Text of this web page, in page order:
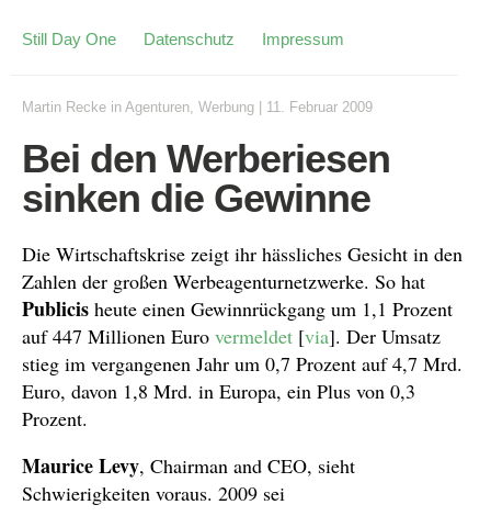
Still Day One Datenschutz Impressum
Martin Recke in Agenturen, Werbung 11. Februar 2009
Bei den Werberiesen
sinken die Gewinne
Die Wirtschaftskrise zeigt ihr hässliches Gesicht in den
Zahlen der großen Werbeagenturnetzwerke. So hat
Publicis heute einen Gewinnrückgang um 1,1 Prozent
auf 447 Millionen Euro vermeldet [via]. Der Umsatz
stieg im vergangenen Jahr um 0,7 Prozent auf 4,7 Mrd.
Euro, davon 1,8 Mrd. in Europa, ein Plus von 0,3
Prozent.
Maurice Levy, Chairman and CEO, sieht
Schwierigkeiten voraus. 2009 sei